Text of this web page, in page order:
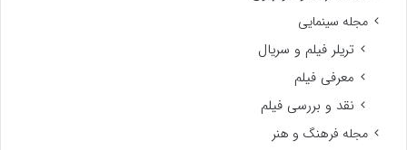
مجله سینمایی
تریلر فیلم و سریال
معرفی فیلم
نقد و بررسی فیلم
مجله فرهنگ و هنر